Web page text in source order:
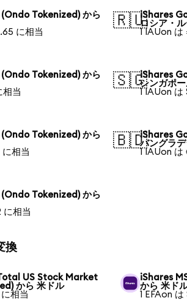
Tokenized) から
に相当
🇷🇺iShares
ロシア・
1 IAUon
Tokenized) から
相当
🇸🇬iShares
シンガポ
1 IAUon は
Tokenized) から
に相当
🇧🇩iShares
バングラ
1 IAUon は
Tokenized) から
に相当
換
US Stock Market
から 米ドル
相当
iShares
から 米ド
1 EFAon